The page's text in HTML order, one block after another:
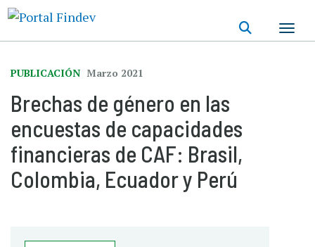
PUBLICACIÓN Marzo 2021
Brechas de género en las
encuestas de capacidades
financieras de CAF: Brasil,
Colombia, Ecuador y Perú